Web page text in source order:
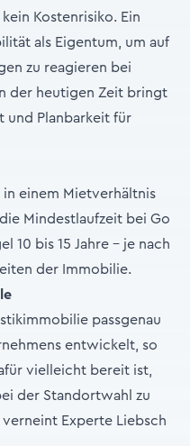
Kostenrisiko. Ein
als Eigentum, um auf
zu reagieren bei
der heutigen Zeit bringt
und Planbarkeit für
einem Mietverhältnis
Mindestlaufzeit bei Go
10 bis 15 Jahre – je nach
der Immobilie.
passgenau
entwickelt, so
vielleicht bereit ist,
der Standortwahl zu
Experte Liebsch